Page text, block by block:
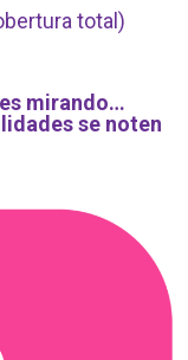
total)
mirando…
se noten